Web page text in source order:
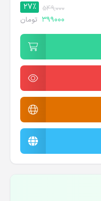
549,000
27%
399000 تومان